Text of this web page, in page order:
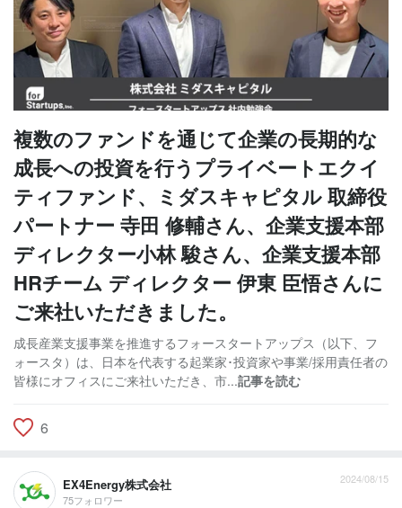
複数のファンドを通じて企業の長期的な
成長への投資を行うプライベートエクイ
ティファンド、ミダスキャピタル 取締役
パートナー 寺田 修輔さん、企業支援本部
ディレクター小林 駿さん、企業支援本部
HRチーム ディレクター 伊東 臣悟さんに
ご来社いただきました。
成長産業支援事業を推進するフォースタートアップス（以下、フ
ォースタ）は、日本を代表する起業家･投資家や事業/採用責任者の
皆様にオフィスにご来社いただき、市...記事を読む
6
EX4Energy株式会社
75フォロワー
2024/08/15